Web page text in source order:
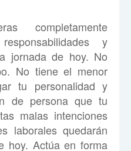
completamente
y
jornada de hoy. No
No tiene el menor
tu personalidad y
de persona que tu
malas intenciones
laborales quedarán
hoy. Actúa en forma